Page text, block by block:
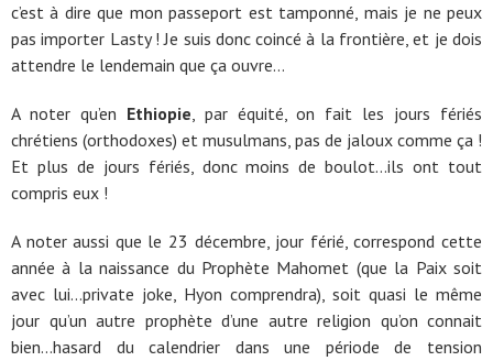
c’est à dire que mon passeport est tamponné, mais je ne peux
pas importer Lasty ! Je suis donc coincé à la frontière, et je dois
attendre le lendemain que ça ouvre…
A noter qu’en Ethiopie, par équité, on fait les jours fériés
chrétiens (orthodoxes) et musulmans, pas de jaloux comme ça !
Et plus de jours fériés, donc moins de boulot…ils ont tout
compris eux !
A noter aussi que le 23 décembre, jour férié, correspond cette
année à la naissance du Prophète Mahomet (que la Paix soit
avec lui…private joke, Hyon comprendra), soit quasi le même
jour qu’un autre prophète d’une autre religion qu’on connait
bien…hasard du calendrier dans une période de tension